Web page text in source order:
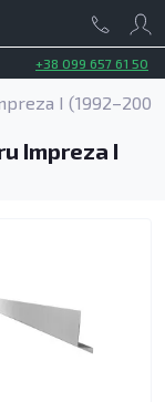
+38 099 657 61 50
I
Impreza I